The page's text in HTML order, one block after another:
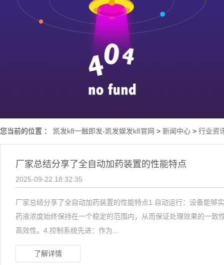
经营策略
文化理念
您当前的位置 ： 凯发k8一触即发-凯发娱发k8官网 > 新闻中心 > 行业资
厂家总结分享了全自动加药装置的性能特点
2025-09-22 18:32:35
厂家总结分享了全自动加药装置的性能特点1.自动运行：设备能够
药液浓度始终保持在一个稳定的范围内，从而保证处理效果的一
高效性。4.控制系统先进：作为...
了解详情